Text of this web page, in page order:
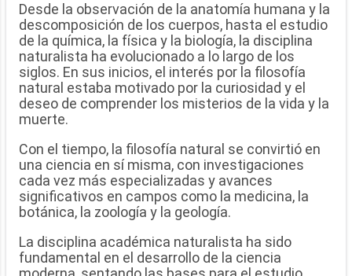
Desde la observación de la anatomía humana y la
descomposición de los cuerpos, hasta el estudio
de la química, la física y la biología, la disciplina
naturalista ha evolucionado a lo largo de los
siglos. En sus inicios, el interés por la filosofía
natural estaba motivado por la curiosidad y el
deseo de comprender los misterios de la vida y la
muerte.
Con el tiempo, la filosofía natural se convirtió en
una ciencia en sí misma, con investigaciones
cada vez más especializadas y avances
significativos en campos como la medicina, la
botánica, la zoología y la geología.
La disciplina académica naturalista ha sido
fundamental en el desarrollo de la ciencia